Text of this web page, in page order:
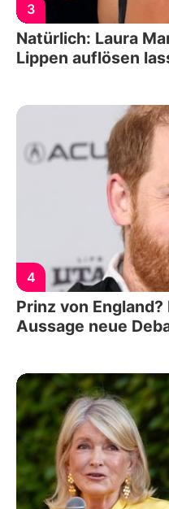
3
Natürlich: Laura
Lippen auflösen
4
Prinz von
Aussage neue